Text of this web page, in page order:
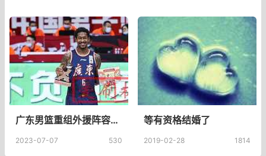
广东男篮重组外援阵容，马尚-布鲁克斯遗憾告别
2023-07-07 530
等有资格结婚了
2019-02-28 1814